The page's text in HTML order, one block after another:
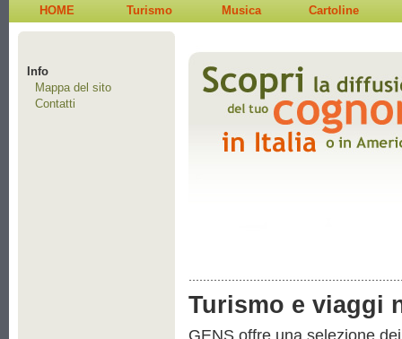
HOME Turismo Musica Cartoline
Info
Mappa del sito
Contatti
Turismo e viaggi
GENS offre una selezione